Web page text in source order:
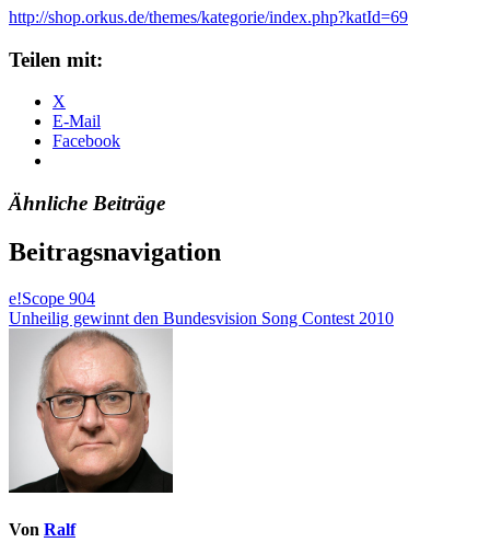
http://shop.orkus.de/themes/kategorie/index.php?katId=69
Teilen mit:
X
E-Mail
Facebook
Ähnliche Beiträge
Beitragsnavigation
e!Scope 904
Unheilig gewinnt den Bundesvision Song Contest 2010
Von Ralf